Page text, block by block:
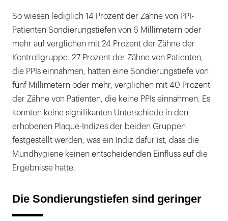
So wiesen lediglich 14 Prozent der Zähne von PPI-
Patienten Sondierungstiefen von 6 Millimetern oder
mehr auf verglichen mit 24 Prozent der Zähne der
Kontrollgruppe. 27 Prozent der Zähne von Patienten,
die PPIs einnahmen, hatten eine Sondierungstiefe von
fünf Millimetern oder mehr, verglichen mit 40 Prozent
der Zähne von Patienten, die keine PPIs einnahmen. Es
konnten keine signifikanten Unterschiede in den
erhobenen Plaque-Indizes der beiden Gruppen
festgestellt werden, was ein Indiz dafür ist, dass die
Mundhygiene keinen entscheidenden Einfluss auf die
Ergebnisse hatte.
Die Sondierungstiefen sind geringer